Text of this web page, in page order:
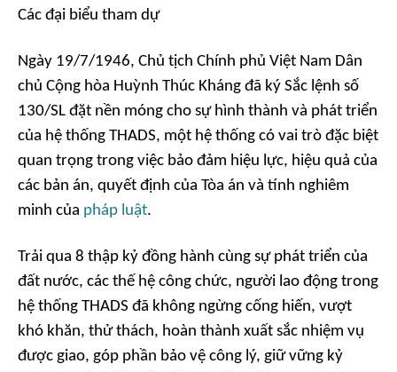
Các đại biểu tham dự
Ngày 19/7/1946, Chủ tịch Chính phủ Việt Nam Dân
chủ Cộng hòa Huỳnh Thúc Kháng đã ký Sắc lệnh số
130/SL đặt nền móng cho sự hình thành và phát triển
của hệ thống THADS, một hệ thống có vai trò đặc biệt
quan trọng trong việc bảo đảm hiệu lực, hiệu quả của
các bản án, quyết định của Tòa án và tính nghiêm
minh của pháp luật.
Trải qua 8 thập kỷ đồng hành cùng sự phát triển của
đất nước, các thế hệ công chức, người lao động trong
hệ thống THADS đã không ngừng cống hiến, vượt
khó khăn, thử thách, hoàn thành xuất sắc nhiệm vụ
được giao, góp phần bảo vệ công lý, giữ vững kỷ